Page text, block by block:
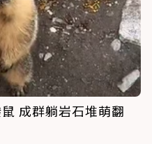
成群躺岩石堆萌翻